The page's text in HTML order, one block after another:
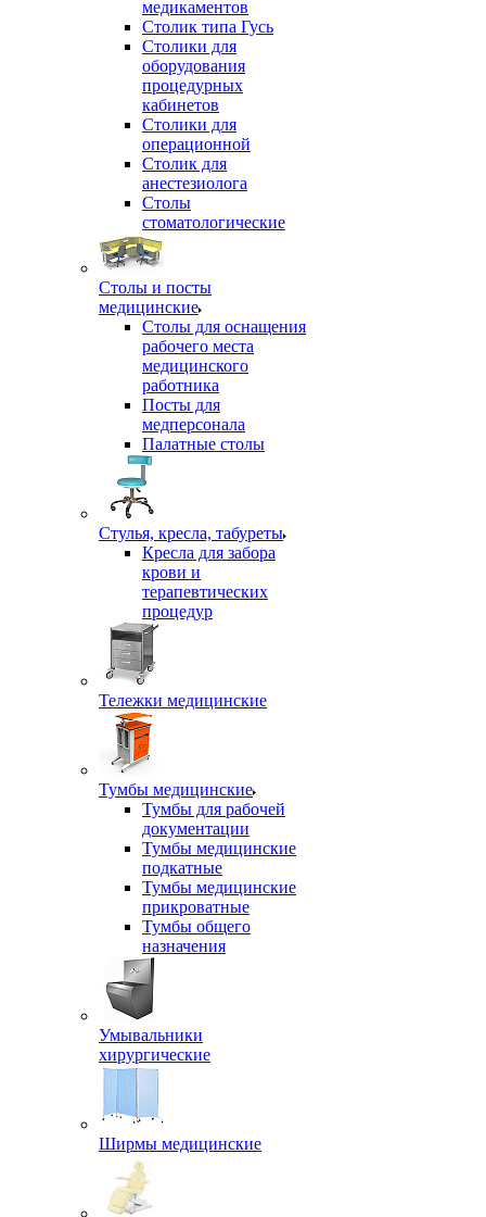
медикаментов
Столик типа Гусь
Столики для
оборудования
процедурных
кабинетов
Столики для
операционной
Столик для
анестезиолога
Столы
стоматологические
Столы и посты
медицинские
Столы для оснащения
рабочего места
медицинского
работника
Посты для
медперсонала
Палатные столы
Стулья, кресла, табуреты
Кресла для забора
крови и
терапевтических
процедур
Тележки медицинские
Тумбы медицинские
Тумбы для рабочей
документации
Тумбы медицинские
подкатные
Тумбы медицинские
прикроватные
Тумбы общего
назначения
Умывальники
хирургические
Ширмы медицинские